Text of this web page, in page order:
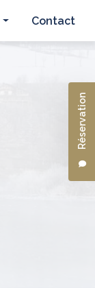
Réservation
Contact